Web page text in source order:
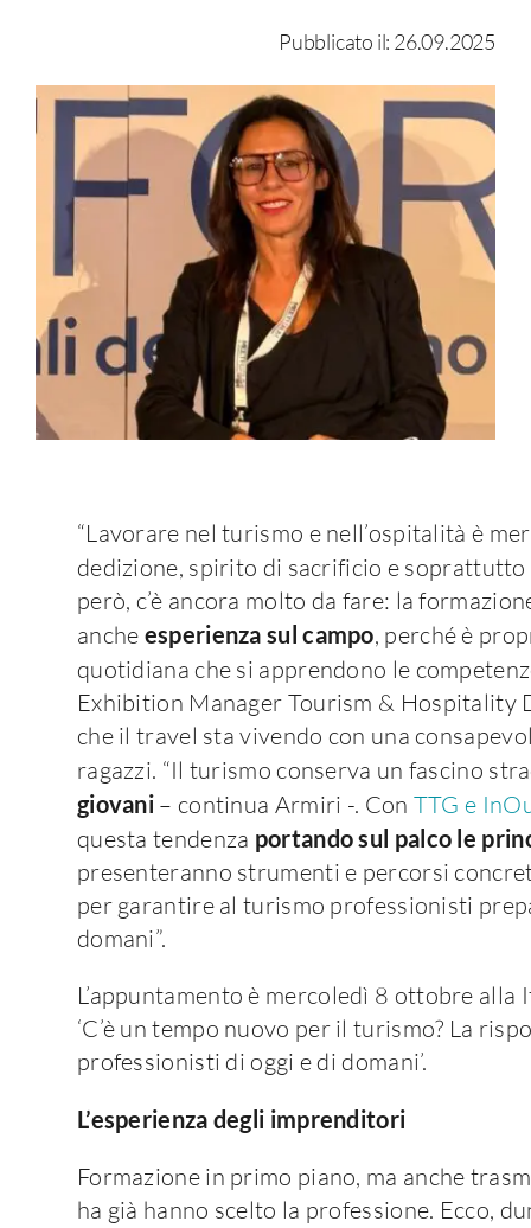
Pubblicato il: 26.09.2025
“Lavorare nel turismo e nell’ospitalità è
dedizione, spirito di sacrificio e
però, c’è ancora molto da fare: la
anche esperienza sul campo, perché è
quotidiana che si apprendono le
Exhibition Manager Tourism & Hospitality
che il travel sta vivendo con una
ragazzi. “Il turismo conserva un fascino
giovani – continua Armiri -. Con TTG e
questa tendenza portando sul palco le
presenteranno strumenti e percorsi
per garantire al turismo professionisti
domani”.
L’appuntamento è mercoledì 8 ottobre
‘C’è un tempo nuovo per il turismo? La
professionisti di oggi e di domani’.
L’esperienza degli imprenditori
Formazione in primo piano, ma anche
ha già hanno scelto la professione. Ecco,